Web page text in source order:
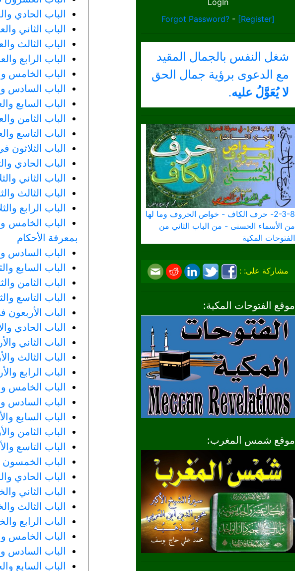
Forgot Password? - [Register]
شغل النفس بالجمال المقيد
مع الدعوى برؤية جمال الحق
لا يُعَوَّلُ عليه.
2-3-8- حرف الكاف - خواص الحروف وما لها
من الأسماء الحسنى - من الباب الثاني من
الفتوحات المكية
مشاركة على: :
موقع الفتوحات المكية:
موقع شمس المغرب:
الباب الحادي
الباب الثاني
الباب الثالث
الباب الرابع
الباب الخامس
الباب السادس
الباب السابع
الباب الثامن
الباب التاسع
الباب
الباب الحادي
الباب الثاني
الباب الثالث
الباب الرابع
الباب الخامس
بمعرفة الأحكام
الباب السادس
الباب السابع
الباب الثامن
الباب التاسع
الباب
الباب الحادي
الباب الثاني
الباب الثالث
الباب الرابع
الباب الخامس
الباب السادس
الباب السابع
الباب الثامن
الباب التاسع
الباب الخمسون
الباب الحادي
الباب الثاني
الباب الثالث
الباب الرابع
الباب الخامس
الباب
الباب السابع